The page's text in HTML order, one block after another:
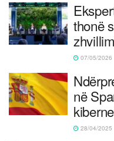
thonë
07/05/2026
në
28/04/2025